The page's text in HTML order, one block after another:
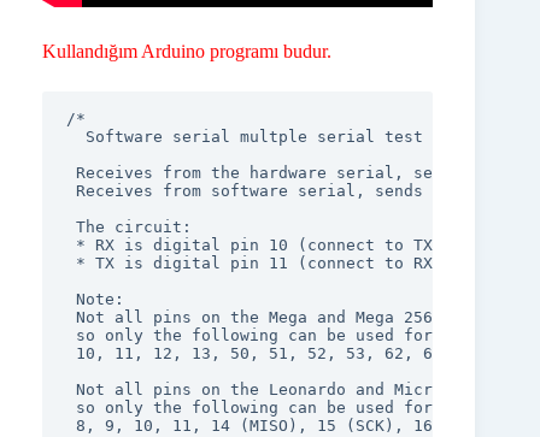
Kullandığım Arduino programı budur.
/*
  Software serial multple serial test
Receives from the hardware serial, sends to
Receives from software serial, sends to
The circuit:
* RX is digital pin 10 (connect to TX of other
* TX is digital pin 11 (connect to RX of other
Note:
Not all pins on the Mega and Mega 2560 support
so only the following can be used for RX:
10, 11, 12, 13, 50, 51, 52, 53, 62, 63, 64, 65,
Not all pins on the Leonardo and Micro support
so only the following can be used for RX:
8, 9, 10, 11, 14 (MISO), 15 (SCK), 16 (MOSI).